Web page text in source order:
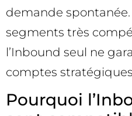
demande
segments très
l’Inbound seul ne
comptes
Pourquoi